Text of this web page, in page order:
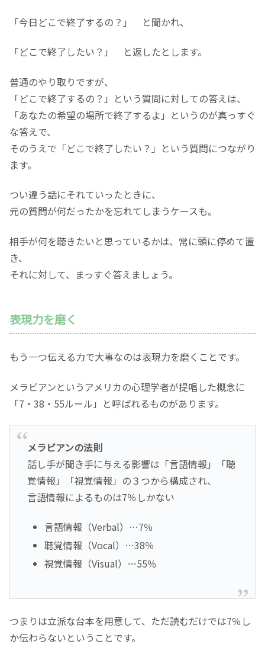
「今日どこで終了するの？」 と聞かれ、
「どこで終了したい？」 と返したとします。
普通のやり取りですが、
「どこで終了するの？」という質問に対しての答えは、
「あなたの希望の場所で終了するよ」というのが真っすぐ
な答えで、
そのうえで「どこで終了したい？」という質問につながり
ます。
つい違う話にそれていったときに、
元の質問が何だったかを忘れてしまうケースも。
相手が何を聴きたいと思っているかは、常に頭に停めて置
き、
それに対して、まっすぐ答えましょう。
表現力を磨く
もう一つ伝える力で大事なのは表現力を磨くことです。
メラビアンというアメリカの心理学者が提唱した概念に
「7・38・55ルール」と呼ばれるものがあります。
メラビアンの法則
話し手が聞き手に与える影響は「言語情報」「聴
覚情報」「視覚情報」の３つから構成され、
言語情報によるものは7％しかない
言語情報（Verbal）…7％
聴覚情報（Vocal）…38％
視覚情報（Visual）…55％
つまりは立派な台本を用意して、ただ読むだけでは7％し
か伝わらないということです。